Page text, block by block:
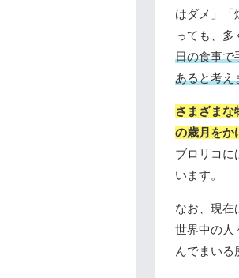
はダメ」「
っても、多
日の食事で
あると考え
さまざまな
の歳月をか
ブロリコに
います。
なお、現在
世界中の人
んでまいる